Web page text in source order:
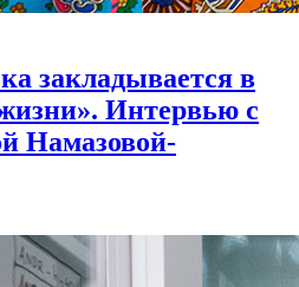
закладывается в
Интервью с
Намазовой-